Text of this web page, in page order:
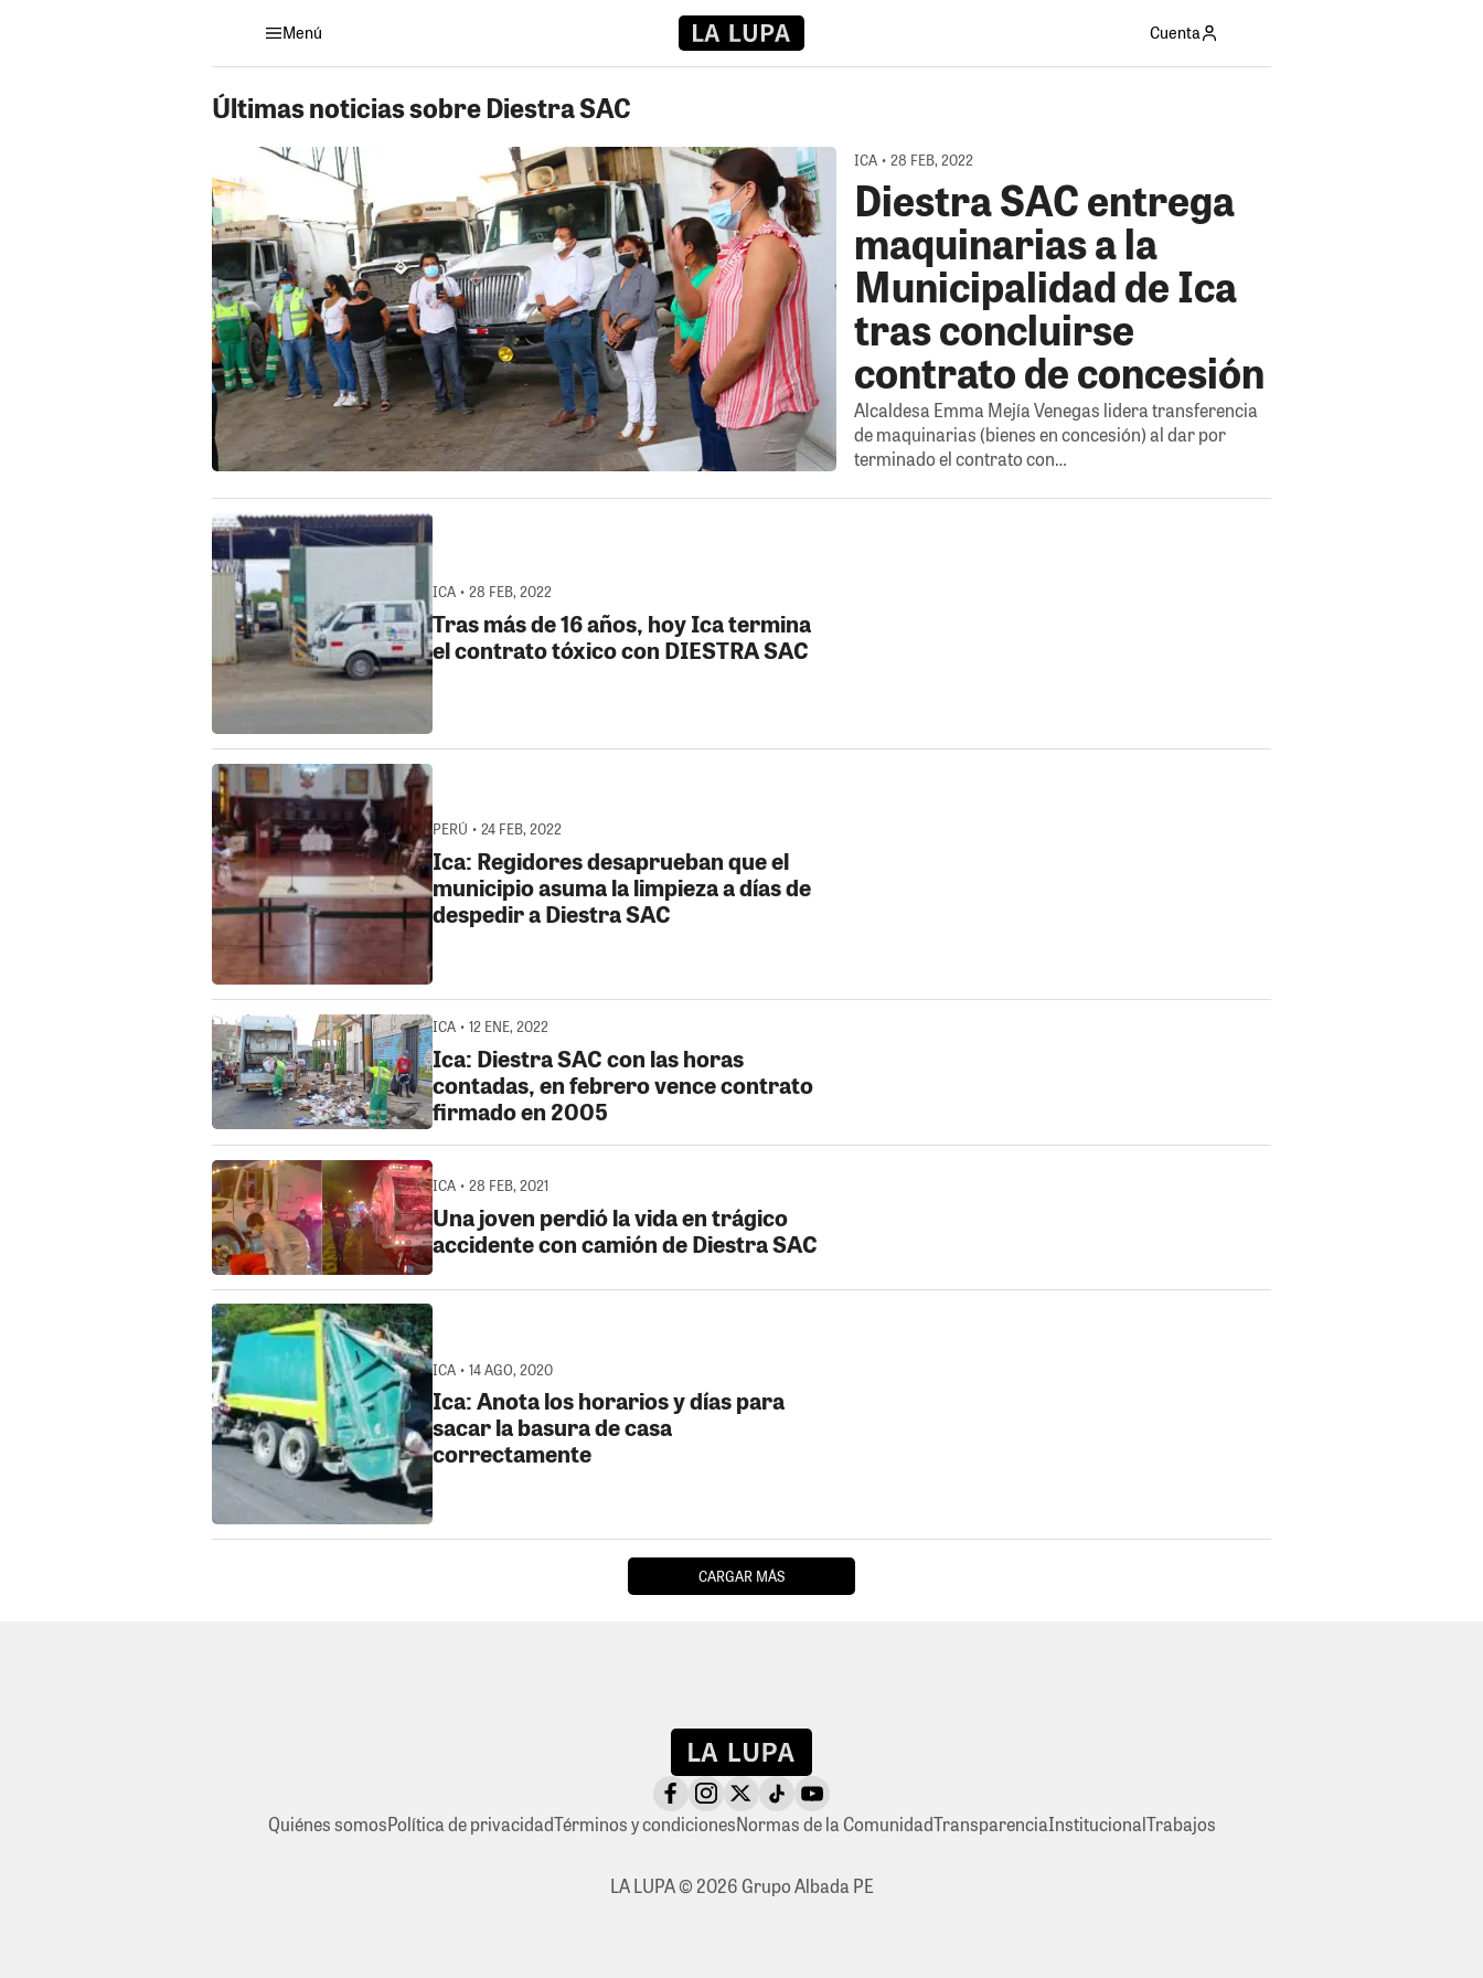
Menú Cuenta
Últimas noticias sobre Diestra SAC
ICA • 28 FEB, 2022
Diestra SAC entrega
maquinarias a la
Municipalidad de Ica
tras concluirse
contrato de concesión
Alcaldesa Emma Mejía Venegas lidera transferencia
de maquinarias (bienes en concesión) al dar por
terminado el contrato con…
ICA • 28 FEB, 2022
Tras más de 16 años, hoy Ica termina
el contrato tóxico con DIESTRA SAC
PERÚ • 24 FEB, 2022
Ica: Regidores desaprueban que el
municipio asuma la limpieza a días de
despedir a Diestra SAC
ICA • 12 ENE, 2022
Ica: Diestra SAC con las horas
contadas, en febrero vence contrato
firmado en 2005
ICA • 28 FEB, 2021
Una joven perdió la vida en trágico
accidente con camión de Diestra SAC
ICA • 14 AGO, 2020
Ica: Anota los horarios y días para
sacar la basura de casa
correctamente
CARGAR MÁS
Quiénes somosPolítica de privacidadTérminos y condicionesNormas de la ComunidadTransparenciaInstitucionalTrabajos
LA LUPA © 2026 Grupo Albada PE